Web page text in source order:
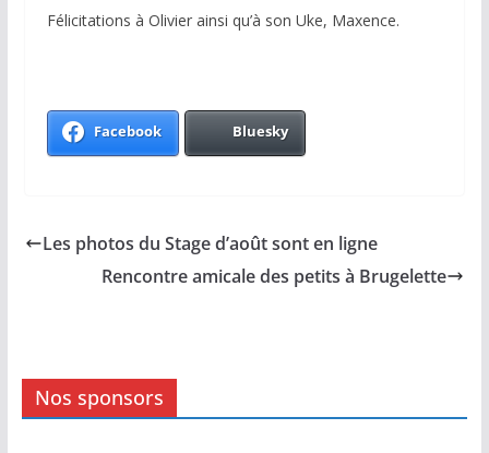
Félicitations à Olivier ainsi qu’à son Uke, Maxence.
Facebook Bluesky
Les photos du Stage d’août sont en ligne
Rencontre amicale des petits à Brugelette
Nos sponsors